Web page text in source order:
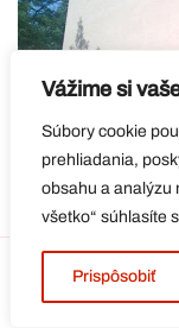
Vážime si
Súbory cookie
prehliadania,
obsahu a analýzu
všetko“ súhlasíte
Prispôsobiť